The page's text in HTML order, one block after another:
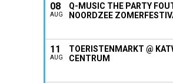
08
AUG
Q-MUSIC THE PARTY
NOORDZEE
11
AUG
TOERISTENMARKT @
CENTRUM